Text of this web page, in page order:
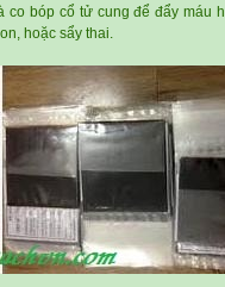
bóp cổ tử cung để đẩy máu
hoặc sẩy thai.